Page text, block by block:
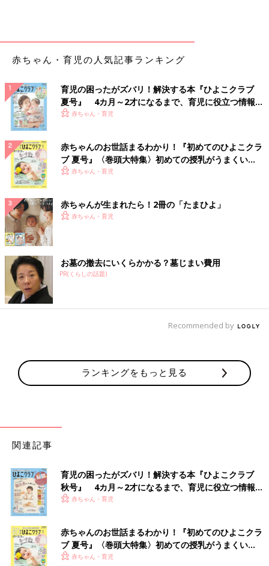
「見えない時間」を、安心に変えるツール、ドキュメンテ
育園で過ごす時間が長いんです。様子がわからないと不安になる
のは当然のことと思います。
でもドキュメンテーションを見ると、わが子が真剣な顔で水の中
の生き物を見つけていたり、友達と協力しながら試行錯誤してい
たり、そんな「今、この瞬間」が可視化されます。写真で見られ
ることで「わが子が保育園での時間を全力で楽しんでいる」と実
赤ちゃん・育児の人気記事ランキング
育児の困ったがズバリ！解決する本『ひよこクラブ
夏号』 4カ月～2才になるまで、育児に役立つ情報が
いっぱい！
赤ちゃん・育児
赤ちゃんのお世話まるわかり！『初めてのひよこクラ
ブ 夏号』〈巻頭大特集〉初めての授乳がうまくい
く！ おっぱい・ミルクの基本と夏のトラブル 解決テ
赤ちゃん・育児
赤ちゃんが生まれたら！2冊の「たまひよ」
赤ちゃん・育児
お墓の撤去にいくらかかる？墓じまい費用
PR(くらしの話題)
Recommended by
ランキングをもっと見る
関連記事
育児の困ったがズバリ！解決する本『ひよこクラブ
秋号』 4カ月～2才になるまで、育児に役立つ情報が
いっぱい！
赤ちゃん・育児
赤ちゃんのお世話まるわかり！『初めてのひよこクラ
ブ 夏号』〈巻頭大特集〉初めての授乳がうまくい
く！ おっぱい・ミルクの基本と夏のトラブル 解決テ
赤ちゃん・育児